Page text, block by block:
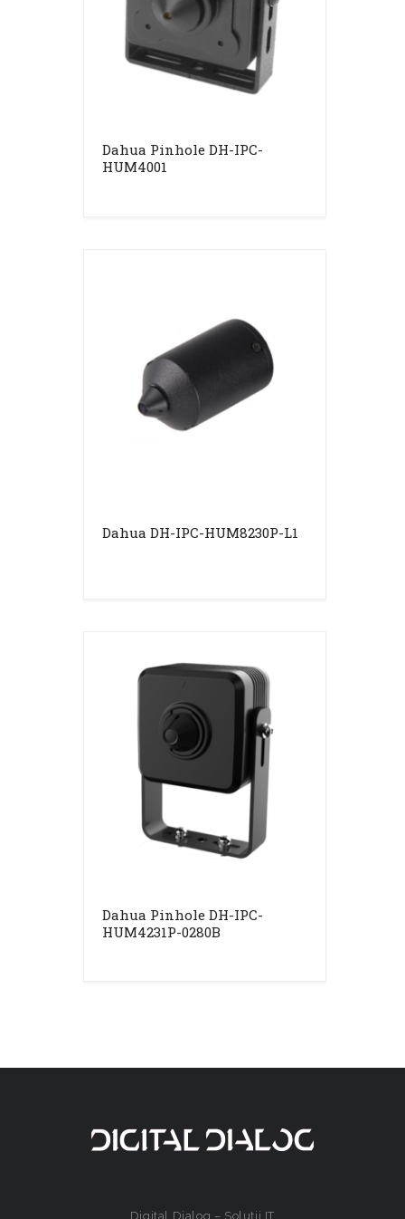
Dahua Pinhole DH-IPC-
HUM4001
Dahua DH-IPC-HUM8230P-L1
Dahua Pinhole DH-IPC-
HUM4231P-0280B
Digital Dialog – Soluții IT